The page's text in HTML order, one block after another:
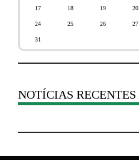
17 18 19 20
24 25 26 27
31
NOTÍCIAS RECENTES